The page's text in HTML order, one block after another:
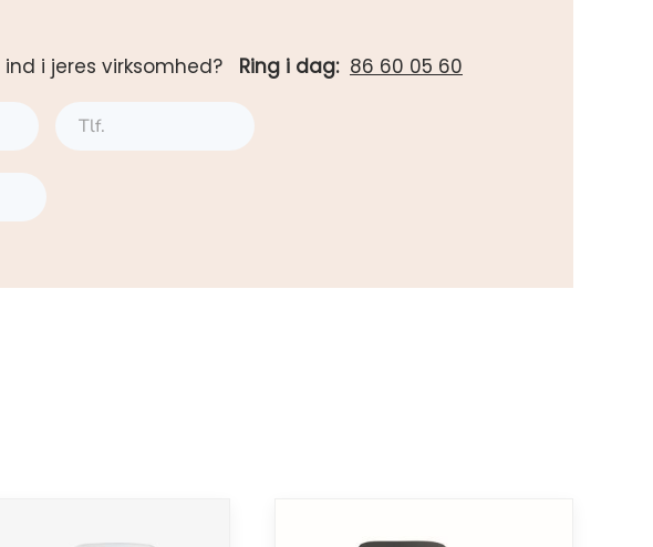
i jeres virksomhed? Ring i dag: 86 60 05 60